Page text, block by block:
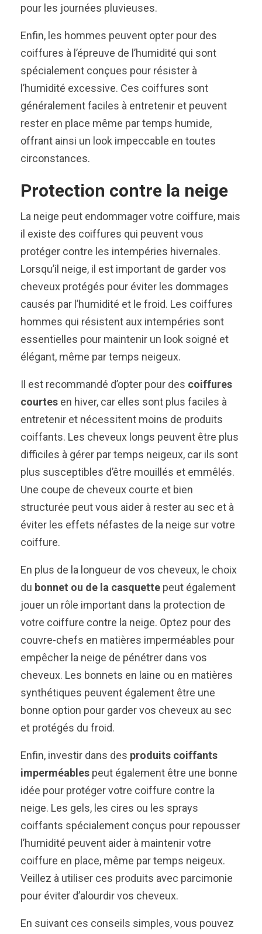
pour les journées pluvieuses.
Enfin, les hommes peuvent opter pour des
coiffures à l’épreuve de l’humidité qui sont
spécialement conçues pour résister à
l’humidité excessive. Ces coiffures sont
généralement faciles à entretenir et peuvent
rester en place même par temps humide,
offrant ainsi un look impeccable en toutes
circonstances.
Protection contre la neige
La neige peut endommager votre coiffure, mais
il existe des coiffures qui peuvent vous
protéger contre les intempéries hivernales.
Lorsqu’il neige, il est important de garder vos
cheveux protégés pour éviter les dommages
causés par l’humidité et le froid. Les coiffures
hommes qui résistent aux intempéries sont
essentielles pour maintenir un look soigné et
élégant, même par temps neigeux.
Il est recommandé d’opter pour des coiffures
courtes en hiver, car elles sont plus faciles à
entretenir et nécessitent moins de produits
coiffants. Les cheveux longs peuvent être plus
difficiles à gérer par temps neigeux, car ils sont
plus susceptibles d’être mouillés et emmêlés.
Une coupe de cheveux courte et bien
structurée peut vous aider à rester au sec et à
éviter les effets néfastes de la neige sur votre
coiffure.
En plus de la longueur de vos cheveux, le choix
du bonnet ou de la casquette peut également
jouer un rôle important dans la protection de
votre coiffure contre la neige. Optez pour des
couvre-chefs en matières imperméables pour
empêcher la neige de pénétrer dans vos
cheveux. Les bonnets en laine ou en matières
synthétiques peuvent également être une
bonne option pour garder vos cheveux au sec
et protégés du froid.
Enfin, investir dans des produits coiffants
imperméables peut également être une bonne
idée pour protéger votre coiffure contre la
neige. Les gels, les cires ou les sprays
coiffants spécialement conçus pour repousser
l’humidité peuvent aider à maintenir votre
coiffure en place, même par temps neigeux.
Veillez à utiliser ces produits avec parcimonie
pour éviter d’alourdir vos cheveux.
En suivant ces conseils simples, vous pouvez